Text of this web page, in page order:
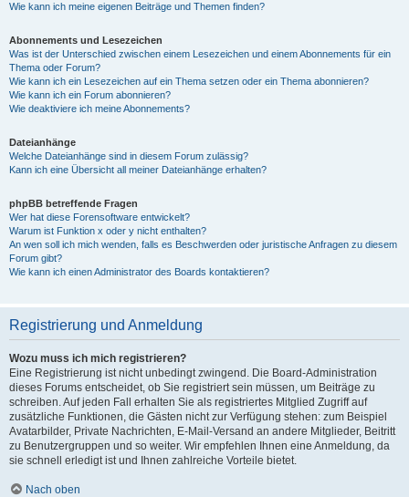
Wie kann ich meine eigenen Beiträge und Themen finden?
Abonnements und Lesezeichen
Was ist der Unterschied zwischen einem Lesezeichen und einem Abonnements für ein
Thema oder Forum?
Wie kann ich ein Lesezeichen auf ein Thema setzen oder ein Thema abonnieren?
Wie kann ich ein Forum abonnieren?
Wie deaktiviere ich meine Abonnements?
Dateianhänge
Welche Dateianhänge sind in diesem Forum zulässig?
Kann ich eine Übersicht all meiner Dateianhänge erhalten?
phpBB betreffende Fragen
Wer hat diese Forensoftware entwickelt?
Warum ist Funktion x oder y nicht enthalten?
An wen soll ich mich wenden, falls es Beschwerden oder juristische Anfragen zu diesem
Forum gibt?
Wie kann ich einen Administrator des Boards kontaktieren?
Registrierung und Anmeldung
Wozu muss ich mich registrieren?
Eine Registrierung ist nicht unbedingt zwingend. Die Board-Administration
dieses Forums entscheidet, ob Sie registriert sein müssen, um Beiträge zu
schreiben. Auf jeden Fall erhalten Sie als registriertes Mitglied Zugriff auf
zusätzliche Funktionen, die Gästen nicht zur Verfügung stehen: zum Beispiel
Avatarbilder, Private Nachrichten, E-Mail-Versand an andere Mitglieder, Beitritt
zu Benutzergruppen und so weiter. Wir empfehlen Ihnen eine Anmeldung, da
sie schnell erledigt ist und Ihnen zahlreiche Vorteile bietet.
Nach oben